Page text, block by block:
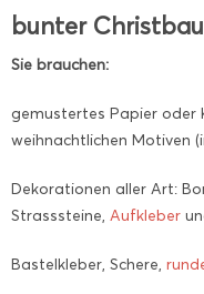
bunter
Sie brauchen:
gemustertes Papier oder
weihnachtlichen Motiven
Dekorationen aller Art:
Strasssteine, Aufkleber
Bastelkleber, Schere,